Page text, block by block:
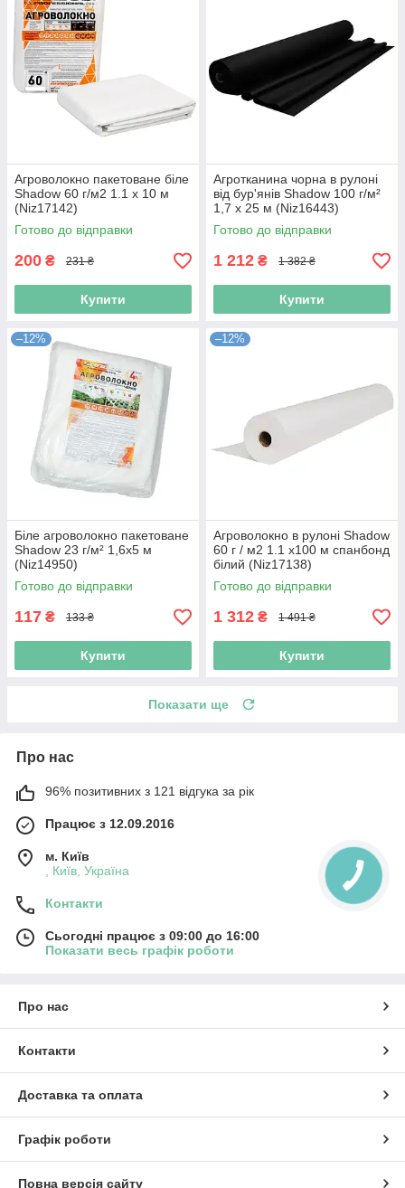
Агроволокно пакетоване біле
Shadow 60 г/м2 1.1 х 10 м
(Niz17142)
Готово до відправки
200 ₴ 231 ₴
Купити
Агротканина чорна в рулоні
від бур'янів Shadow 100 г/м²
1,7 х 25 м (Niz16443)
Готово до відправки
1 212 ₴ 1 382 ₴
Купити
–12%
Біле агроволокно пакетоване
Shadow 23 г/м² 1,6x5 м
(Niz14950)
Готово до відправки
117 ₴ 133 ₴
Купити
–12%
Агроволокно в рулоні Shadow
60 г / м2 1.1 х100 м спанбонд
білий (Niz17138)
Готово до відправки
1 312 ₴ 1 491 ₴
Купити
Показати ще
Про нас
96% позитивних з 121 відгука за рік
Працює з 12.09.2016
м. Київ
, Київ, Україна
Контакти
Сьогодні працює з 09:00 до 16:00
Показати весь графік роботи
Про нас
Контакти
Доставка та оплата
Графік роботи
Повна версія сайту